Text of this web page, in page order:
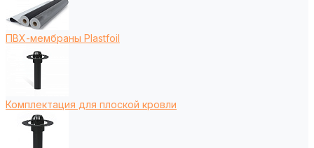
ПВХ-мембраны Plastfoil
Комплектация для плоской кровли